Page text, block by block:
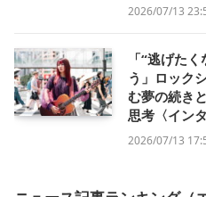
2026/07/13
「“逃げた
う」ロック
む夢の続き
思考〈イン
2026/07/13